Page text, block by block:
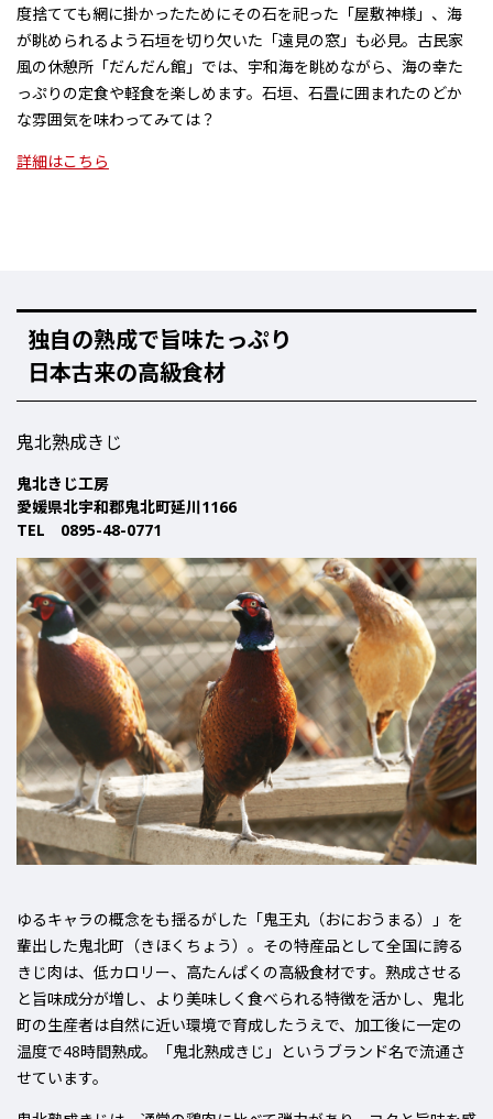
度捨てても網に掛かったためにその石を祀った「屋敷神様」、海
が眺められるよう石垣を切り欠いた「遠見の窓」も必見。 古民家
風の休憩所「だんだん館」 では、宇和海を眺めながら、海の幸た
っぷりの定食や軽食を楽しめます。石垣、石畳に囲まれたのどか
な雰囲気を味わってみては？
詳細はこちら
独自の熟成で旨味たっぷり
日本古来の高級食材
鬼北熟成きじ
鬼北きじ工房
愛媛県北宇和郡鬼北町延川1166
TEL 0895-48-0771
ゆるキャラの概念をも揺るがした「鬼王丸（おにおうまる）」を
輩出した鬼北町（きほくちょう） 。その特産品として全国に誇る
きじ肉は、低カロリー、高たんぱくの高級食材です。熟成させる
と旨味成分が増し、より美味しく食べられる特徴を活かし、鬼北
町の生産者は自然に近い環境で育成したうえで、加工後に一定の
温度で48時間熟成。 「鬼北熟成きじ」 というブランド名で流通さ
せています。